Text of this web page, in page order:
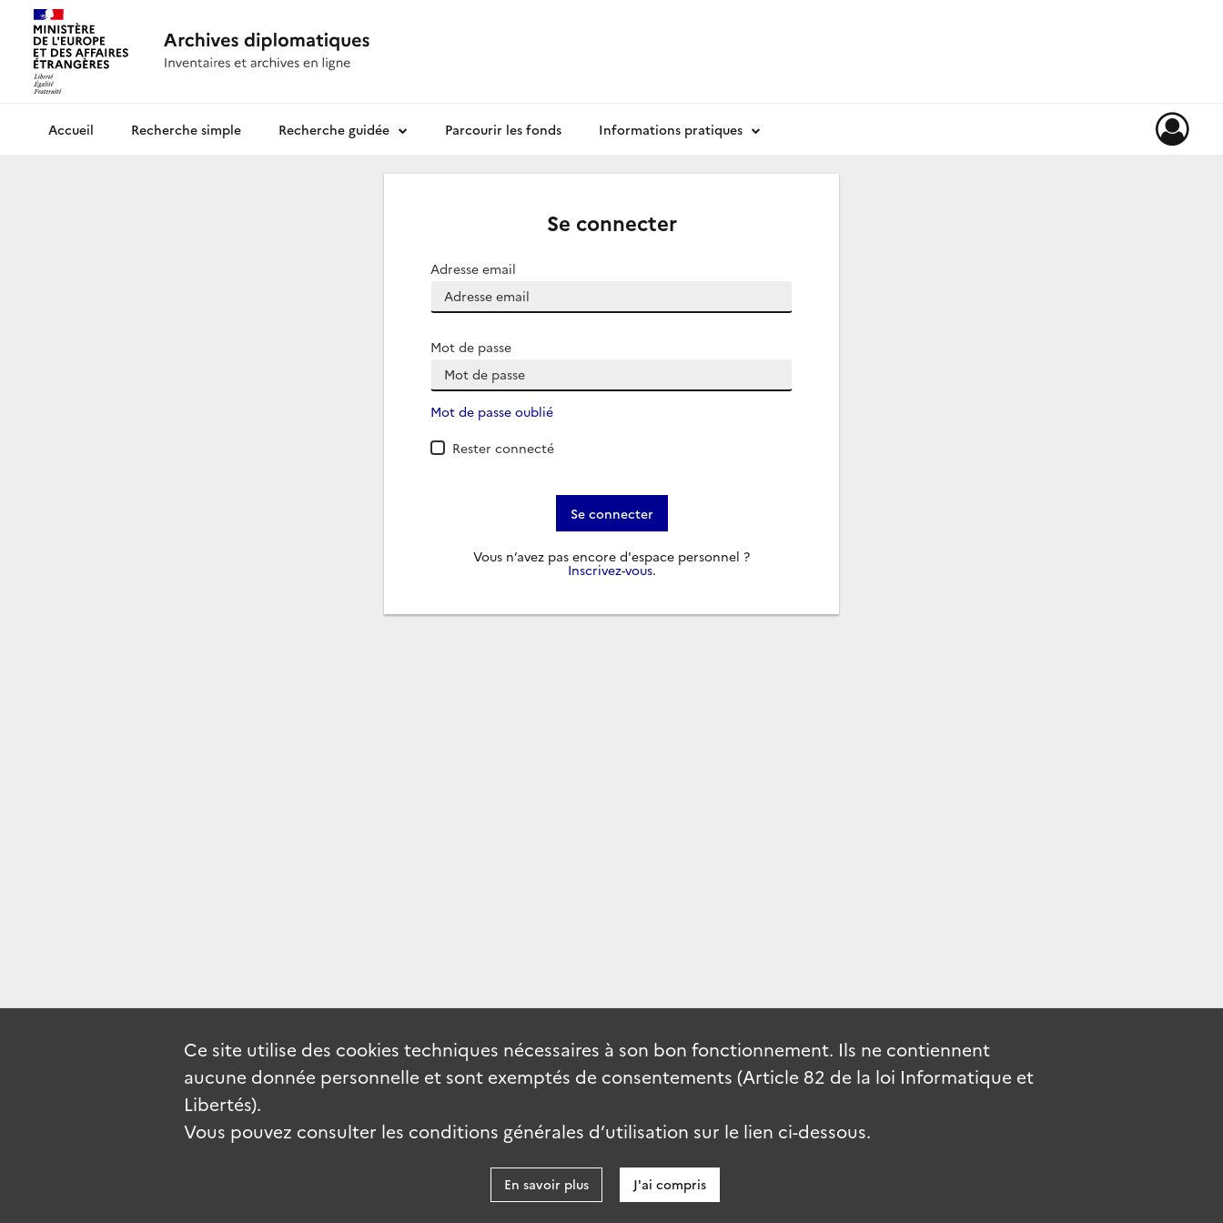
Archives diplomatiquesRecherche simple Recherche guidée Parcourir les fonds Informations pratiques
Se connecter
Adresse email
Mot de passe
Mot de passe oublié
Rester connecté
Se connecter
Vous n’avez pas encore d'espace personnel ?
Inscrivez-vous.
Ce site utilise des cookies techniques nécessaires à son bon fonctionnement. Ils ne contiennent
aucune donnée personnelle et sont exemptés de consentements (Article 82 de la loi Informatique et
Libertés).
Vous pouvez consulter les conditions générales d’utilisation sur le lien ci-dessous.
En savoir plus J'ai compris